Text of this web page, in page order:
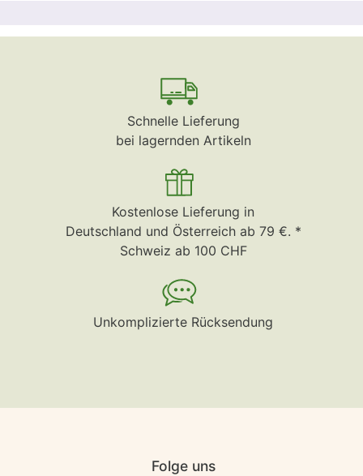
Schnelle Lieferung
bei lagernden Artikeln
Kostenlose Lieferung in
Deutschland und Österreich ab 79 €. *
Schweiz ab 100 CHF
Unkomplizierte Rücksendung
Folge uns